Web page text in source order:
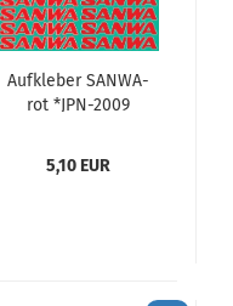
Aufkleber SANWA-
rot *JPN-2009
5,10 EUR